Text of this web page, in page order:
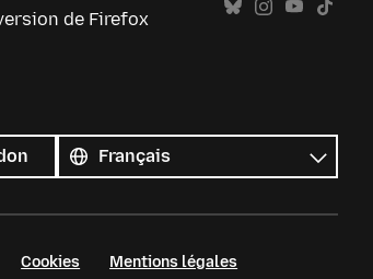
de Firefox
les
langues
Langue
Cookies Mentions légales